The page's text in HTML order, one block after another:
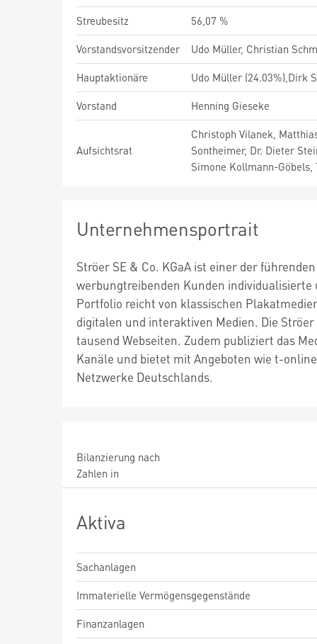
Streubesitz
56,07 %
Vorstandsvorsitzender
Udo Müller, Christian
Hauptaktionäre
Udo Müller (24.03%),Dirk
Vorstand
Henning Gieseke
Aufsichtsrat
Christoph Vilanek,
Sontheimer, Dr. Dieter
Simone Kollmann-Göbels,
Unternehmensportrait
Ströer SE & Co. KGaA ist einer der
werbungtreibenden Kunden
Portfolio reicht von klassischen
digitalen und interaktiven Medien. Die
tausend Webseiten. Zudem publiziert das
Kanäle und bietet mit Angeboten wie t-
Netzwerke Deutschlands.
Bilanzierung nach
Zahlen in
Aktiva
Sachanlagen
Immaterielle Vermögensgegenstände
Finanzanlagen